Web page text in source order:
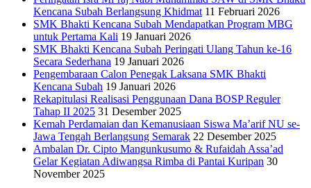
Kencana Subah Berlangsung Khidmat 11 Februari 2026
SMK Bhakti Kencana Subah Mendapatkan Program MBG
untuk Pertama Kali 19 Januari 2026
SMK Bhakti Kencana Subah Peringati Ulang Tahun ke-16
Secara Sederhana 19 Januari 2026
Pengembaraan Calon Penegak Laksana SMK Bhakti
Kencana Subah 19 Januari 2026
Rekapitulasi Realisasi Penggunaan Dana BOSP Reguler
Tahap II 2025 31 Desember 2025
Kemah Perdamaian dan Kemanusiaan Siswa Ma’arif NU se-
Jawa Tengah Berlangsung Semarak 22 Desember 2025
Ambalan Dr. Cipto Mangunkusumo & Rufaidah Assa’ad
Gelar Kegiatan Adiwangsa Rimba di Pantai Kuripan 30
November 2025